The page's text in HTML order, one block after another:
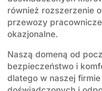
również rozszerzenie
przewozy
okazjonalne.
Naszą domeną od
bezpieczeństwo i
dlatego w naszej